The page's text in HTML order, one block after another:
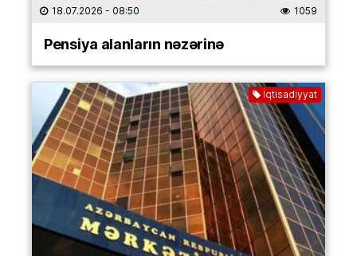
18.07.2026 - 08:50 1059
Pensiya alanların nəzərinə
İqtisadiyyat